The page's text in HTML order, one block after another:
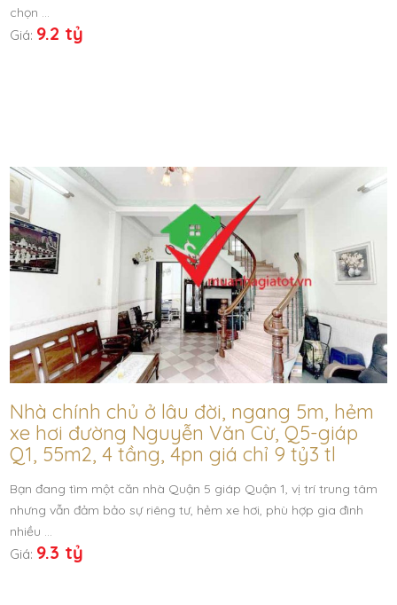
chọn …
Giá: 9.2 tỷ
Nhà chính chủ ở lâu đời, ngang 5m, hẻm
xe hơi đường Nguyễn Văn Cừ, Q5-giáp
Q1, 55m2, 4 tầng, 4pn giá chỉ 9 tỷ3 tl
Bạn đang tìm một căn nhà Quận 5 giáp Quận 1, vị trí trung tâm
nhưng vẫn đảm bảo sự riêng tư, hẻm xe hơi, phù hợp gia đình
nhiều …
Giá: 9.3 tỷ